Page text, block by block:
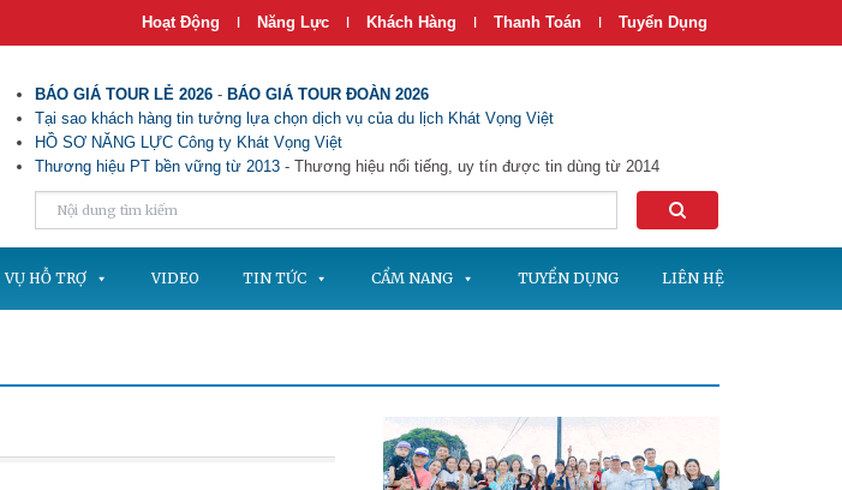
Hoạt Động | Năng Lực | Khách Hàng | Thanh Toán | Tuyển Dụng
BÁO GIÁ TOUR LẺ 2026 - BÁO GIÁ TOUR ĐOÀN 2026
Tại sao khách hàng tin tưởng lựa chọn dịch vụ của du lịch Khát Vọng Việt
HỒ SƠ NĂNG LỰC Công ty Khát Vọng Việt
Thương hiệu PT bền vững từ 2013 - Thương hiệu nổi tiếng, uy tín được tin dùng từ 2014
VỤ HỖ TRỢ VIDEO TIN TỨC CẨM NANG TUYỂN DỤNG LIÊN HỆ